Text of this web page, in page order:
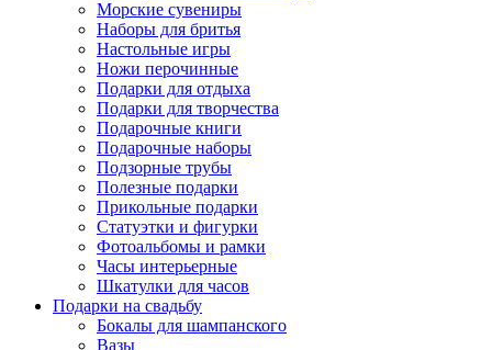
Морские сувениры
Наборы для бритья
Настольные игры
Ножи перочинные
Подарки для отдыха
Подарки для творчества
Подарочные книги
Подарочные наборы
Подзорные трубы
Полезные подарки
Прикольные подарки
Статуэтки и фигурки
Фотоальбомы и рамки
Часы интерьерные
Шкатулки для часов
Подарки на свадьбу
Бокалы для шампанского
Вазы